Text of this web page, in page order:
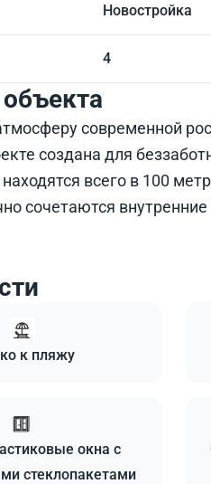
Новостройка
4
современной
создана для
всего в 100
сочетаются
к пляжу
окна с
стеклопакетами